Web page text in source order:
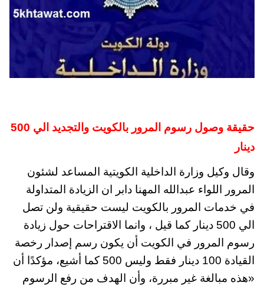
حقيقة وصول رسوم المرور بالكويت والتجديد الي 500
دينار
وقال وكيل وزارة الداخلية الكويتية المساعد لشئون
المرور اللواء عبدالله المهنا دابر ان الزيادة المتداولة
في خدمات المرور بالكويت ليست حقيقية ولن تصل
الي 500 دينار كما قيل ، وانما الاقتراحات حول زيادة
رسوم المرور في الكويت أن يكون رسم إصدار رخصة
القيادة 100 دينار فقط وليس 500 كما أشيع، مؤكدًا أن
«هذه مبالغة غير مبررة، وأن الهدف من رفع الرسوم